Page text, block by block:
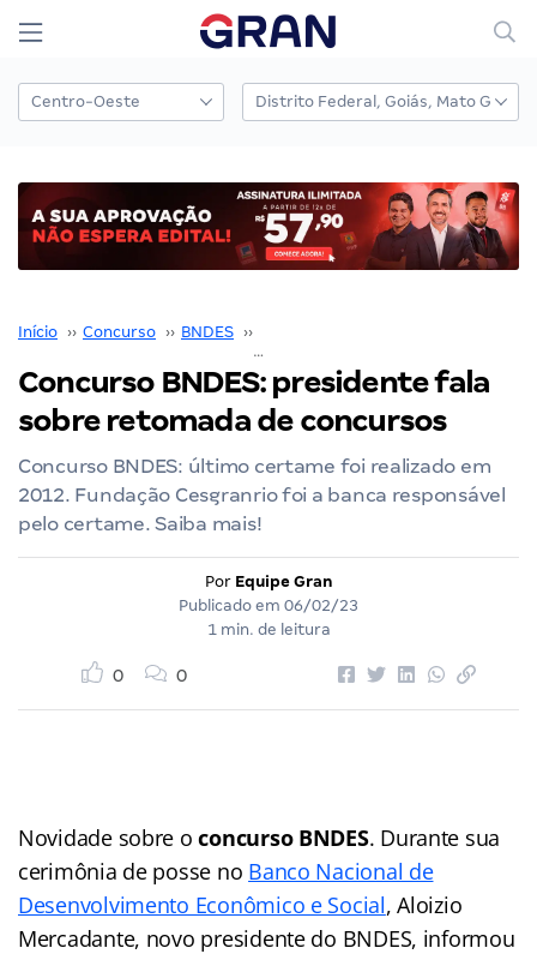
Início ›› Concurso ›› BNDES ››
Concurso BNDES: presidente fala
sobre retomada de concursos
Concurso BNDES: último certame foi realizado em
2012. Fundação Cesgranrio foi a banca responsável
pelo certame. Saiba mais!
Por Equipe Gran
Publicado em 06/02/23
1 min. de leitura
0 0
Novidade sobre oconcurso BNDES. Durante sua
cerimônia de posse no Banco Nacional de
Desenvolvimento Econômico e Social, Aloizio
Mercadante, novo presidente do BNDES, informou